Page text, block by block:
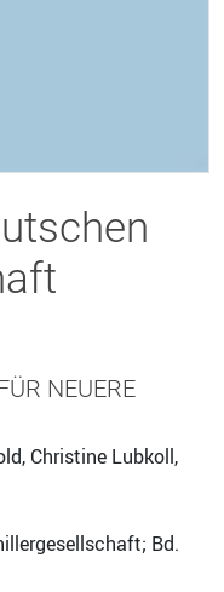
NEUERE
Christine Lubkoll,
Bd.